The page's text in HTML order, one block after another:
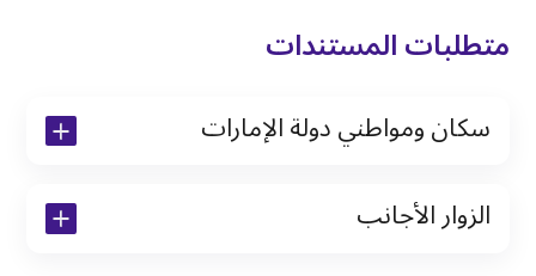
متطلبات المستندات
سكان ومواطني دولة الإمارات
نسخة من تأشيرة الاقامة
الزوار الأجانب